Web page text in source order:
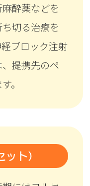
酔薬などを
切る治療を
ブロック注射
提携先のペ
。
ト）